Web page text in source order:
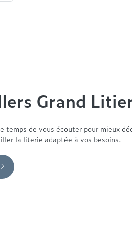
Grand
temps de vous écouter pour mieux
la literie adaptée à vos besoins.